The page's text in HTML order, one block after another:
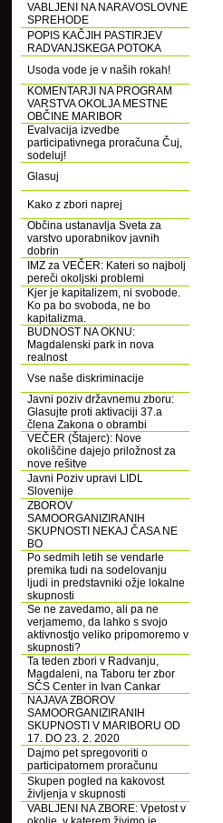
VABLJENI NA NARAVOSLOVNE
SPREHODE
POPIS KAČJIH PASTIRJEV
RADVANJSKEGA POTOKA
Usoda vode je v naših rokah!
KOMENTARJI NA PROGRAM
VARSTVA OKOLJA MESTNE
OBČINE MARIBOR
Evalvacija izvedbe
participativnega proračuna Čuj,
sodeluj!
Glasuj
Kako z zbori naprej
Občina ustanavlja Sveta za
varstvo uporabnikov javnih
dobrin
IMZ za VEČER: Kateri so najbolj
pereči okoljski problemi
Kjer je kapitalizem, ni svobode.
Ko pa bo svoboda, ne bo
kapitalizma.
BUDNOST NA OKNU:
Magdalenski park in nova
realnost
Vse naše diskriminacije
Javni poziv državnemu zboru:
Glasujte proti aktivaciji 37.a
člena Zakona o obrambi
VEČER (Štajerc): Nove
okoliščine dajejo priložnost za
nove rešitve
Javni Poziv upravi LIDL
Slovenije
ZBOROV
SAMOORGANIZIRANIH
SKUPNOSTI NEKAJ ČASA NE
BO
Po sedmih letih se vendarle
premika tudi na sodelovanju
ljudi in predstavniki ožje lokalne
skupnosti
Se ne zavedamo, ali pa ne
verjamemo, da lahko s svojo
aktivnostjo veliko pripomoremo v
skupnosti?
Ta teden zbori v Radvanju,
Magdaleni, na Taboru ter zbor
SČS Center in Ivan Cankar
NAJAVA ZBOROV
SAMOORGANIZIRANIH
SKUPNOSTI V MARIBORU OD
17. DO 23. 2. 2020
Dajmo pet spregovoriti o
participatornem proračunu
Skupen pogled na kakovost
življenja v skupnosti
VABLJENI NA ZBORE: Vpetost v